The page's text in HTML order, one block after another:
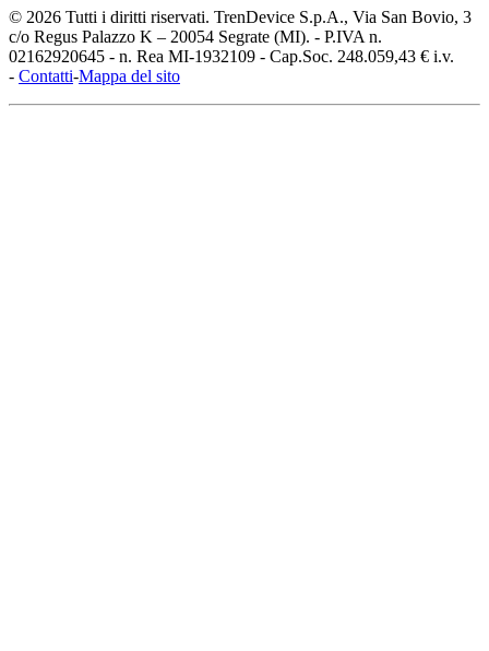
© 2026 Tutti i diritti riservati. TrenDevice S.p.A., Via San Bovio, 3
c/o Regus Palazzo K – 20054 Segrate (MI). - P.IVA n.
02162920645 - n. Rea MI-1932109 - Cap.Soc. 248.059,43 € i.v.
- Contatti-Mappa del sito